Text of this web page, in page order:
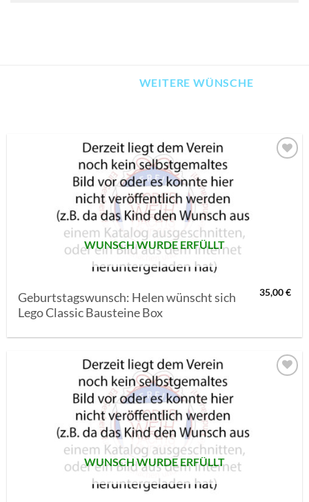
WEITERE WÜNSCHE
WUNSCH WURDE ERFÜLLT
Geburtstagswunsch: Helen wünscht sich
Lego Classic Bausteine Box
35,00€
WUNSCH WURDE ERFÜLLT